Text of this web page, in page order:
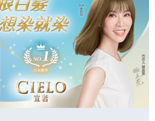
止該用戶之使用額度並採取法律行動。